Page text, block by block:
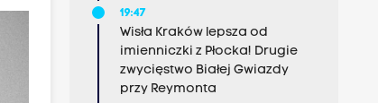
19:47
Wisła Kraków lepsza od
imienniczki z Płocka! Drugie
zwycięstwo Białej Gwiazdy
przy Reymonta